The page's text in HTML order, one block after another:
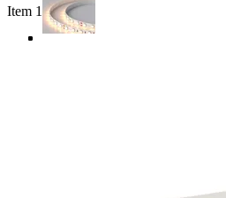
Item 1 of 4